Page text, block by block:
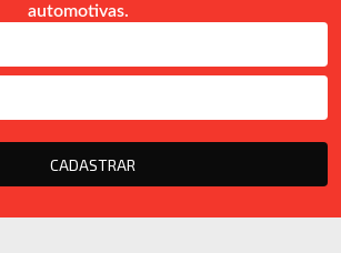
automotivas.
CADASTRAR